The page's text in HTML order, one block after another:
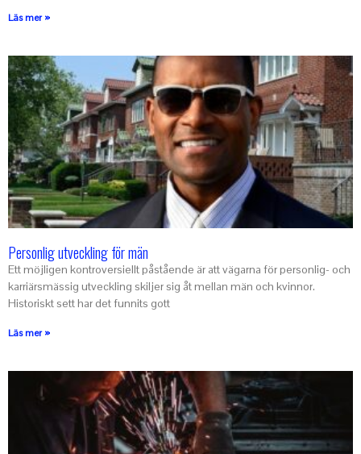
Läs mer »
Personlig utveckling för män
Ett möjligen kontroversiellt påstående är att vägarna för personlig- och
karriärsmässig utveckling skiljer sig åt mellan män och kvinnor.
Historiskt sett har det funnits gott
Läs mer »